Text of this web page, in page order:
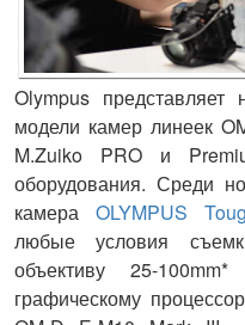
Olympus
модели камер линеек
M.Zuiko PRO и
оборудования. Среди
камераOLYMPUS
любые условия
объективу 25-
графическому